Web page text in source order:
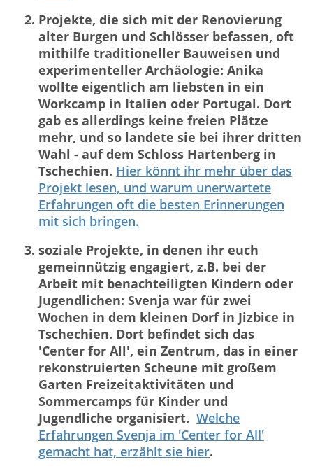
Projekte, die sich mit der Renovierung
alter Burgen und Schlösser befassen, oft
mithilfe traditioneller Bauweisen und
experimenteller Archäologie: Anika
wollte eigentlich am liebsten in ein
Workcamp in Italien oder Portugal. Dort
gab es allerdings keine freien Plätze
mehr, und so landete sie bei ihrer dritten
Wahl - auf dem Schloss Hartenberg in
Tschechien. Hier könnt ihr mehr über das
Projekt lesen, und warum unerwartete
Erfahrungen oft die besten Erinnerungen
mit sich bringen.
soziale Projekte, in denen ihr euch
gemeinnützig engagiert, z.B. bei der
Arbeit mit benachteiligten Kindern oder
Jugendlichen: Svenja war für zwei
Wochen in dem kleinen Dorf in Jizbice in
Tschechien. Dort befindet sich das
'Center for All', ein Zentrum, das in einer
rekonstruierten Scheune mit großem
Garten Freizeitaktivitäten und
Sommercamps für Kinder und
Jugendliche organisiert. Welche
Erfahrungen Svenja im 'Center for All'
gemacht hat, erzählt sie hier.